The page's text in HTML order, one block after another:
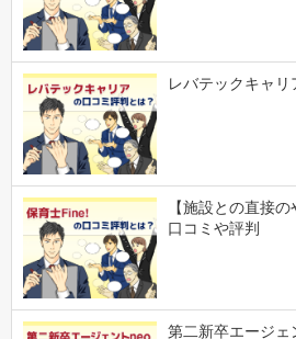
レバテックキャ
【施設との直接
口コミや評判
第二新卒エージェ